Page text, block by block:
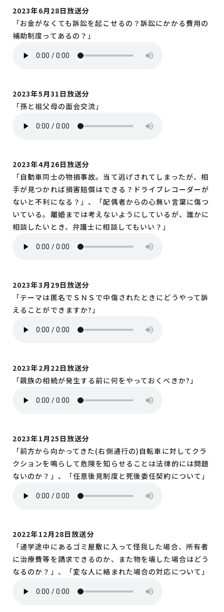
2023年6月28日放送分
「お金がなくても訴訟を起こせるの？訴訟にかかる費用の
補助制度ってあるの？」
2023年5月31日放送分
「孫と祖父母の面会交流」
2023年4月26日放送分
「自動車同士の物損事故。当て逃げされてしまったが、相
手が見つかれば損害賠償はできる？ドライブレコーダーが
ないと不利になる？」、「配偶者からの心無い言葉に傷つ
いている。離婚までは考えないようにしているが、誰かに
相談したいとき、弁護士に相談してもいい？」
2023年3月29日放送分
「テーマは匿名でＳＮＳで中傷されたときにどうやって訴
えることができますか?」
2023年2月22日放送分
「親族の相続が発生する前に何をやっておくべきか?」
2023年1月25日放送分
「前方から向かってきた(右側通行の)自転車に対してクラ
クションを鳴らして危険を知らせることは法律的には問題
ないのか？」、「任意後見制度と死後委任契約について」
2022年12月28日放送分
「通学途中にあるゴミ屋敷に入って怪我した場合、所有者
に治療費等を請求できるのか、また物を壊した場合はどう
なるのか？」、「変な人に絡まれた場合の対応について」